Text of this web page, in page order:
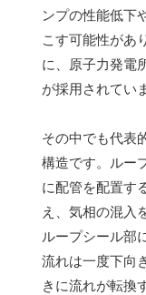
ンプの性能低下
こす可能性があ
に、原子力発電
が採用されてい
その中でも代表
構造です。ルー
に配管を配置す
え、気相の混入
ループシール部
流れは一度下向
きに流れが転換